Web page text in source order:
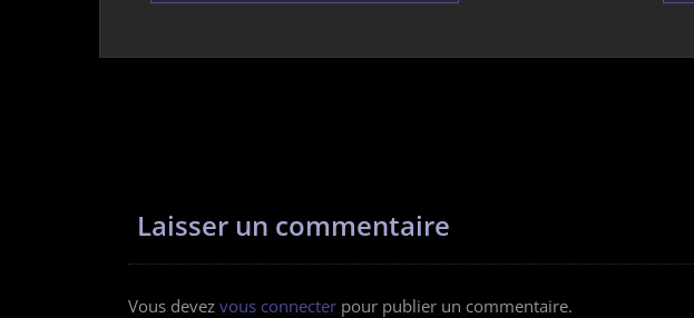
Laisser un commentaire
Vous devez vous connecter pour publier un commentaire.